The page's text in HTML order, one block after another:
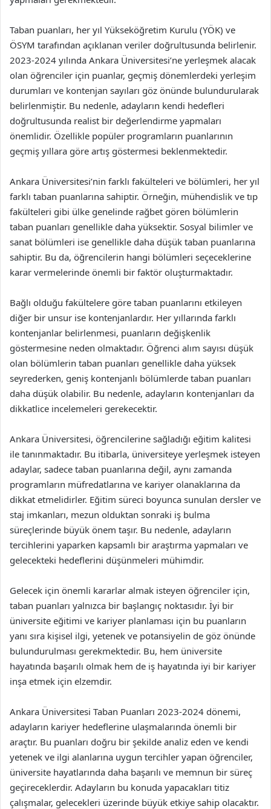
Taban puanları, her yıl Yükseköğretim Kurulu (YÖK) ve
ÖSYM tarafından açıklanan veriler doğrultusunda belirlenir.
2023-2024 yılında Ankara Üniversitesi’ne yerleşmek alacak
olan öğrenciler için puanlar, geçmiş dönemlerdeki yerleşim
durumları ve kontenjan sayıları göz önünde bulundurularak
belirlenmiştir. Bu nedenle, adayların kendi hedefleri
doğrultusunda realist bir değerlendirme yapmaları
önemlidir. Özellikle popüler programların puanlarının
geçmiş yıllara göre artış göstermesi beklenmektedir.
Ankara Üniversitesi’nin farklı fakülteleri ve bölümleri, her yıl
farklı taban puanlarına sahiptir. Örneğin, mühendislik ve tıp
fakülteleri gibi ülke genelinde rağbet gören bölümlerin
taban puanları genellikle daha yüksektir. Sosyal bilimler ve
sanat bölümleri ise genellikle daha düşük taban puanlarına
sahiptir. Bu da, öğrencilerin hangi bölümleri seçeceklerine
karar vermelerinde önemli bir faktör oluşturmaktadır.
Bağlı olduğu fakültelere göre taban puanlarını etkileyen
diğer bir unsur ise kontenjanlardır. Her yıllarında farklı
kontenjanlar belirlenmesi, puanların değişkenlik
göstermesine neden olmaktadır. Öğrenci alım sayısı düşük
olan bölümlerin taban puanları genellikle daha yüksek
seyrederken, geniş kontenjanlı bölümlerde taban puanları
daha düşük olabilir. Bu nedenle, adayların kontenjanları da
dikkatlice incelemeleri gerekecektir.
Ankara Üniversitesi, öğrencilerine sağladığı eğitim kalitesi
ile tanınmaktadır. Bu itibarla, üniversiteye yerleşmek isteyen
adaylar, sadece taban puanlarına değil, aynı zamanda
programların müfredatlarına ve kariyer olanaklarına da
dikkat etmelidirler. Eğitim süreci boyunca sunulan dersler ve
staj imkanları, mezun olduktan sonraki iş bulma
süreçlerinde büyük önem taşır. Bu nedenle, adayların
tercihlerini yaparken kapsamlı bir araştırma yapmaları ve
gelecekteki hedeflerini düşünmeleri mühimdir.
Gelecek için önemli kararlar almak isteyen öğrenciler için,
taban puanları yalnızca bir başlangıç noktasıdır. İyi bir
üniversite eğitimi ve kariyer planlaması için bu puanların
yanı sıra kişisel ilgi, yetenek ve potansiyelin de göz önünde
bulundurulması gerekmektedir. Bu, hem üniversite
hayatında başarılı olmak hem de iş hayatında iyi bir kariyer
inşa etmek için elzemdir.
Ankara Üniversitesi Taban Puanları 2023-2024 dönemi,
adayların kariyer hedeflerine ulaşmalarında önemli bir
araçtır. Bu puanları doğru bir şekilde analiz eden ve kendi
yetenek ve ilgi alanlarına uygun tercihler yapan öğrenciler,
üniversite hayatlarında daha başarılı ve memnun bir süreç
geçireceklerdir. Adayların bu konuda yapacakları titiz
çalışmalar, gelecekleri üzerinde büyük etkiye sahip olacaktır.